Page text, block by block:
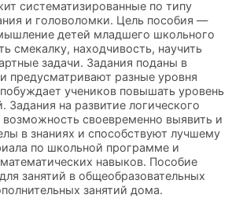
систематизированные по типу
и головоломки. Цель пособия —
детей младшего школьного
смекалку, находчивость, научить
задачи. Задания поданы в
предусматривают разные уровня
учеников повышать уровень
Задания на развитие логического
своевременно выявить и
в знаниях и способствуют лучшему
по школьной программе и
навыков. Пособие
занятий в общеобразовательных
занятий дома.